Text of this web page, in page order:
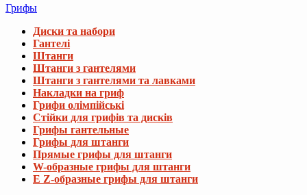
Грифы
Диски та набори
Гантелі
Штанги
Штанги з гантелями
Штанги з гантелями та лавками
Накладки на гриф
Грифи олімпійські
Стійки для грифів та дисків
Грифы гантельные
Грифы для штанги
Прямые грифы для штанги
W-образные грифы для штанги
E Z-образные грифы для штанги